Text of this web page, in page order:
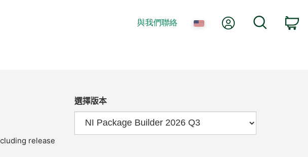
與我們聯絡 我的帳號
release
選擇版本